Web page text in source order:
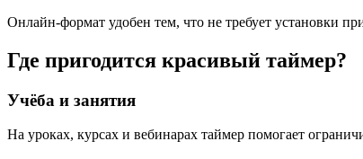
Онлайн-формат удобен тем, что не требует установки
Где пригодится красивый таймер?
Учёба и занятия
На уроках, курсах и вебинарах таймер помогает